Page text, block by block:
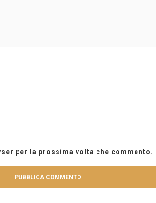
per la prossima volta che commento.